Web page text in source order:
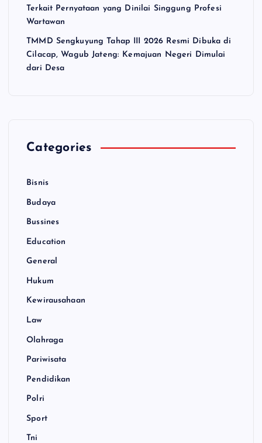
Terkait Pernyataan yang Dinilai Singgung Profesi
Wartawan
TMMD Sengkuyung Tahap III 2026 Resmi Dibuka di
Cilacap, Wagub Jateng: Kemajuan Negeri Dimulai
dari Desa
Categories
Bisnis
Budaya
Bussines
Education
General
Hukum
Kewirausahaan
Law
Olahraga
Pariwisata
Pendidikan
Polri
Sport
Tni